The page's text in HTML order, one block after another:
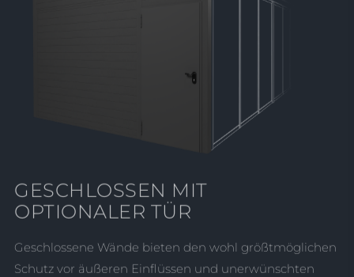
GESCHLOSSEN MIT
OPTIONALER TÜR
Geschlossene Wände bieten den wohl größtmöglichen
Schutz vor äußeren Einflüssen und unerwünschten